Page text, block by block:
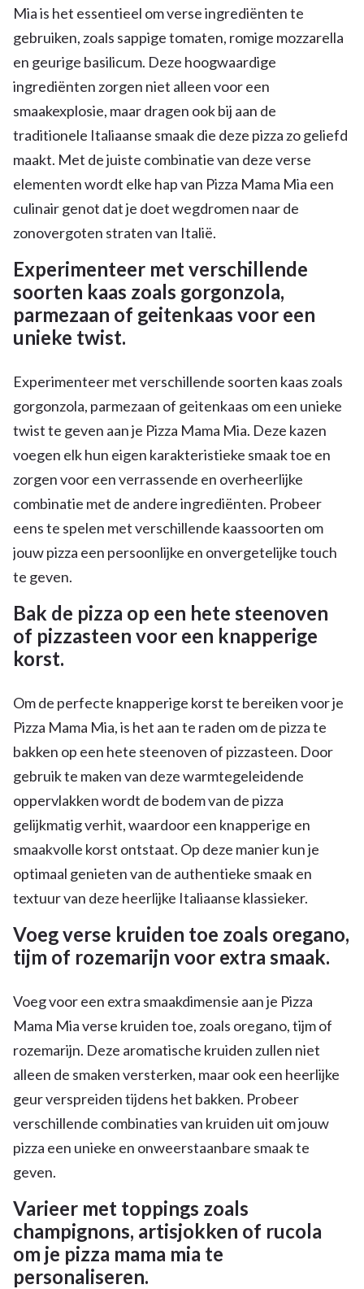
Mia is het essentieel om verse ingrediënten te
gebruiken, zoals sappige tomaten, romige mozzarella
en geurige basilicum. Deze hoogwaardige
ingrediënten zorgen niet alleen voor een
smaakexplosie, maar dragen ook bij aan de
traditionele Italiaanse smaak die deze pizza zo geliefd
maakt. Met de juiste combinatie van deze verse
elementen wordt elke hap van Pizza Mama Mia een
culinair genot dat je doet wegdromen naar de
zonovergoten straten van Italië.
Experimenteer met verschillende
soorten kaas zoals gorgonzola,
parmezaan of geitenkaas voor een
unieke twist.
Experimenteer met verschillende soorten kaas zoals
gorgonzola, parmezaan of geitenkaas om een unieke
twist te geven aan je Pizza Mama Mia. Deze kazen
voegen elk hun eigen karakteristieke smaak toe en
zorgen voor een verrassende en overheerlijke
combinatie met de andere ingrediënten. Probeer
eens te spelen met verschillende kaassoorten om
jouw pizza een persoonlijke en onvergetelijke touch
te geven.
Bak de pizza op een hete steenoven
of pizzasteen voor een knapperige
korst.
Om de perfecte knapperige korst te bereiken voor je
Pizza Mama Mia, is het aan te raden om de pizza te
bakken op een hete steenoven of pizzasteen. Door
gebruik te maken van deze warmtegeleidende
oppervlakken wordt de bodem van de pizza
gelijkmatig verhit, waardoor een knapperige en
smaakvolle korst ontstaat. Op deze manier kun je
optimaal genieten van de authentieke smaak en
textuur van deze heerlijke Italiaanse klassieker.
Voeg verse kruiden toe zoals oregano,
tijm of rozemarijn voor extra smaak.
Voeg voor een extra smaakdimensie aan je Pizza
Mama Mia verse kruiden toe, zoals oregano, tijm of
rozemarijn. Deze aromatische kruiden zullen niet
alleen de smaken versterken, maar ook een heerlijke
geur verspreiden tijdens het bakken. Probeer
verschillende combinaties van kruiden uit om jouw
pizza een unieke en onweerstaanbare smaak te
geven.
Varieer met toppings zoals
champignons, artisjokken of rucola
om je pizza mama mia te
personaliseren.